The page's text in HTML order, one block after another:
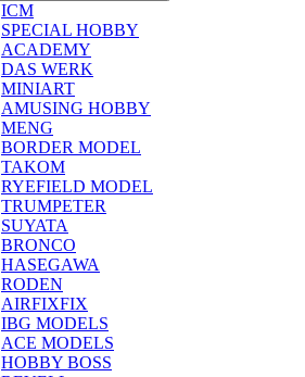
ICM
SPECIAL HOBBY
ACADEMY
DAS WERK
MINIART
AMUSING HOBBY
MENG
BORDER MODEL
TAKOM
RYEFIELD MODEL
TRUMPETER
SUYATA
BRONCO
HASEGAWA
RODEN
AIRFIXFIX
IBG MODELS
ACE MODELS
HOBBY BOSS